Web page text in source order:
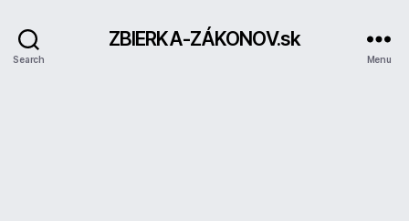
Search
ZBIERKA-ZÁKONOV.sk
Menu